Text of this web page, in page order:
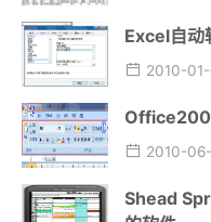
Excel自动
2010-
2010-
Shead